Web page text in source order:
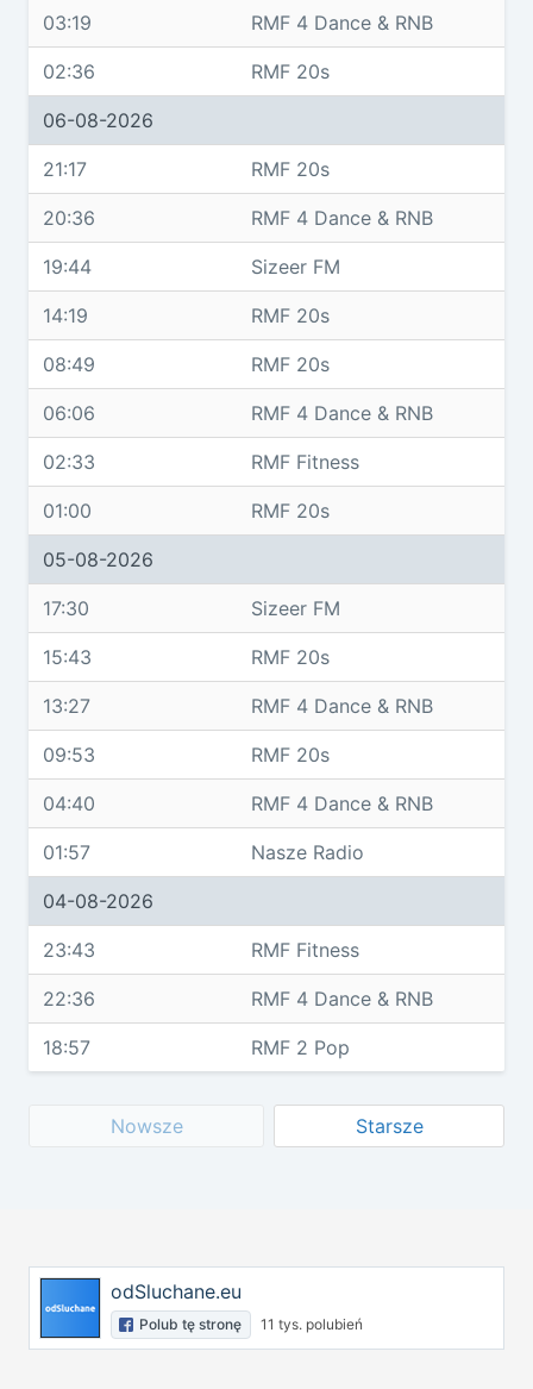
03:19 RMF 4 Dance & RNB
02:36 RMF 20s
06-08-2026
21:17 RMF 20s
20:36 RMF 4 Dance & RNB
19:44 Sizeer FM
14:19 RMF 20s
08:49 RMF 20s
06:06 RMF 4 Dance & RNB
02:33 RMF Fitness
01:00 RMF 20s
05-08-2026
17:30 Sizeer FM
15:43 RMF 20s
13:27 RMF 4 Dance & RNB
09:53 RMF 20s
04:40 RMF 4 Dance & RNB
01:57 Nasze Radio
04-08-2026
23:43 RMF Fitness
22:36 RMF 4 Dance & RNB
18:57 RMF 2 Pop
Nowsze Starsze
odSluchane.eu
Polub tę stronę 11 tys. polubień